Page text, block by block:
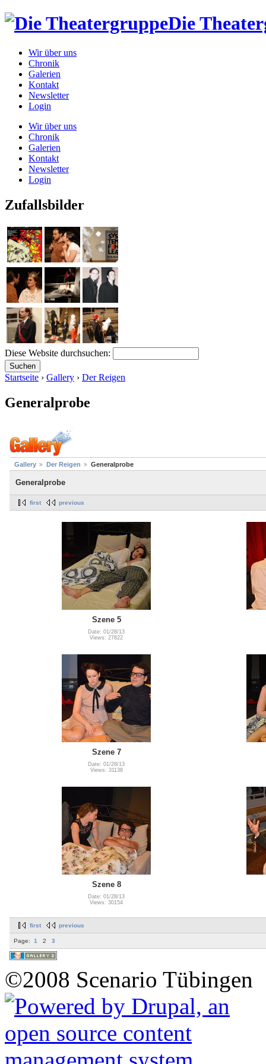
Die
Wir über uns
Chronik
Galerien
Kontakt
Newsletter
Login
Wir über uns
Chronik
Galerien
Kontakt
Newsletter
Login
Zufallsbilder
Diese Website durchsuchen:
Startseite › Gallery › Der Reigen
Generalprobe
Gallery Der Reigen Generalprobe
Generalprobe
first previous
Szene 5
Date: 01/28/13
Views: 27822
Szene 7
Date: 01/28/13
Views: 31138
Szene 8
Date: 01/28/13
Views: 30154
first previous
Page: 1 2 3
©2008 Scenario Tübingen